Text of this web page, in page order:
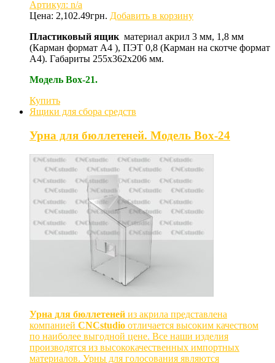
Артикул: n/a
Цена: 2,102.49грн. Добавить в корзину
Пластиковый ящик материал акрил 3 мм, 1,8 мм
(Карман формат А4 ), ПЭТ 0,8 (Карман на скотче формат
А4). Габариты 255х362х206 мм.
Модель Box-21.
Купить
Ящики для сбора средств
Урна для бюллетеней. Модель Box-24
Урна для бюллетеней из акрила представлена
компанией CNCstudio отличается высоким качеством
по наиболее выгодной цене. Все наши изделия
производятся из высококачественных импортных
материалов. Урны для голосования являются